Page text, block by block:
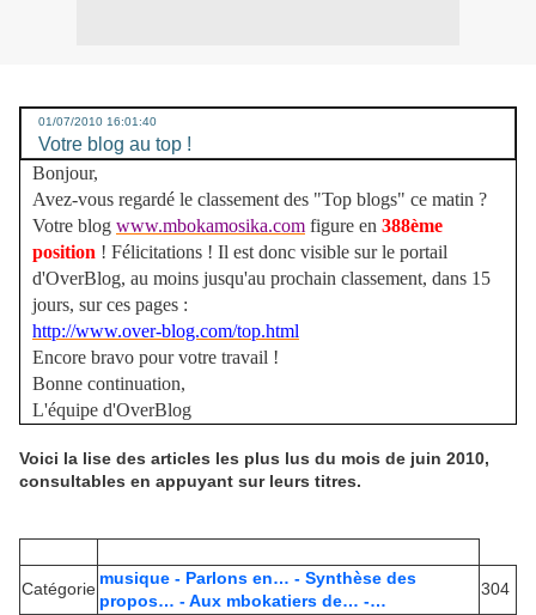
01/07/2010 16:01:40
Votre blog au top !
Bonjour,
Avez-vous regardé le classement des "Top blogs" ce matin ?
Votre blog www.mbokamosika.com figure en 388ème
position ! Félicitations ! Il est donc visible sur le portail
d'OverBlog, au moins jusqu'au prochain classement, dans 15
jours, sur ces pages :
http://www.over-blog.com/top.html
Encore bravo pour votre travail !
Bonne continuation,
L'équipe d'OverBlog
Voici la lise des articles les plus lus du mois de juin 2010,
consultables en appuyant sur leurs titres.
Catégorie
musique - Parlons en… - Synthèse des
propos… - Aux mbokatiers de… -…
304